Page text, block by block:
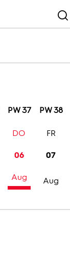
PW 37 PW 38
06
Aug
DO
07
Aug
FR